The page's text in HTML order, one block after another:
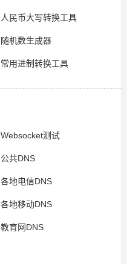
人民币大写转换工具
随机数生成器
常用进制转换工具
Websocket测试
公共DNS
各地电信DNS
各地移动DNS
教育网DNS